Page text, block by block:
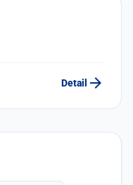
Detail arrow_forward